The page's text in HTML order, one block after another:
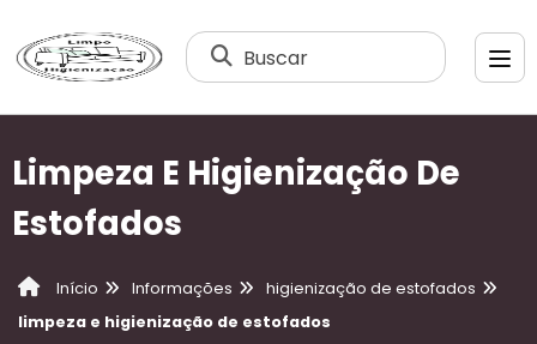
Buscar
Limpeza E Higienização De
Estofados
Início Informações
higienização de estofados
limpeza e higienização de estofados